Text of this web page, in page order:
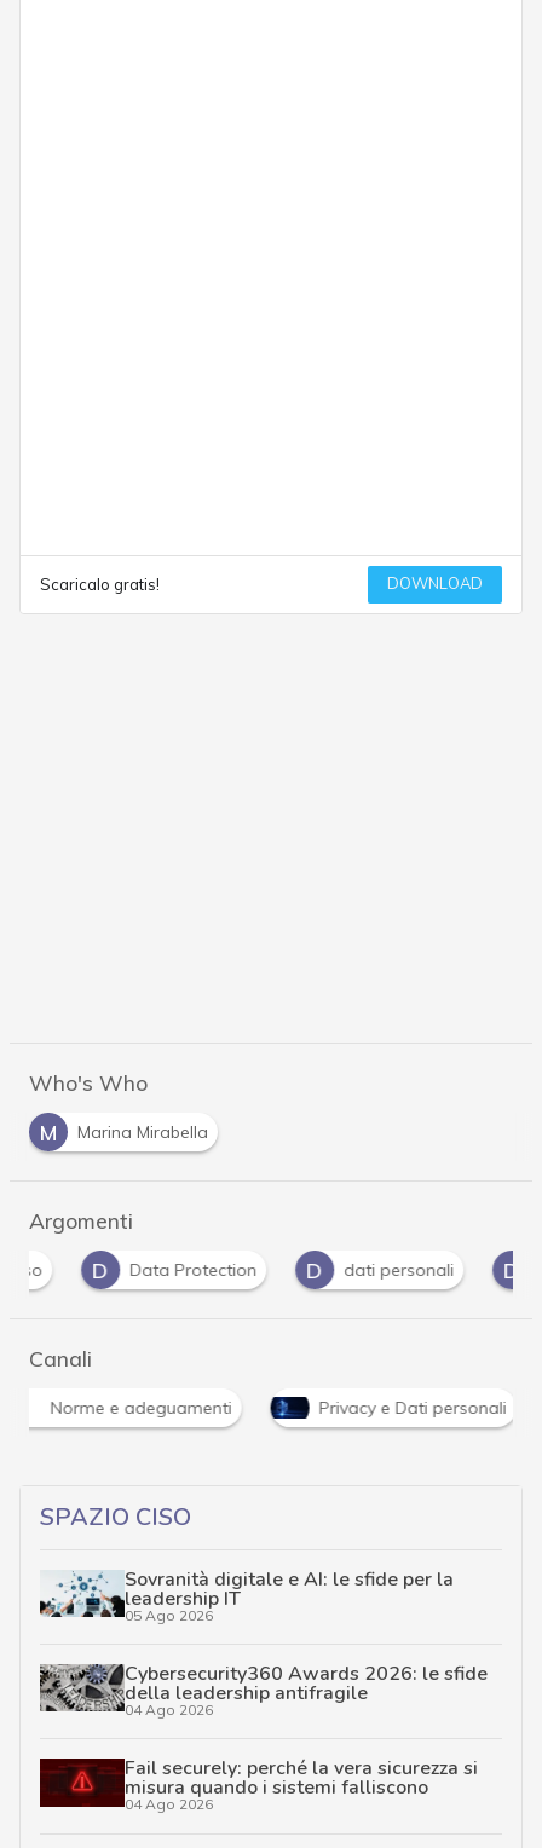
Scaricalo gratis! DOWNLOAD
Who's Who
M
Marina Mirabella
Argomenti
D
Data Protection D dati personali D dati
Canali
Norme e adeguamenti Privacy e Dati personali
SPAZIO CISO
Sovranità digitale e AI: le sfide per la
leadership IT
05 Ago 2026
Cybersecurity360 Awards 2026: le sfide
della leadership antifragile
04 Ago 2026
Fail securely: perché la vera sicurezza si
misura quando i sistemi falliscono
04 Ago 2026